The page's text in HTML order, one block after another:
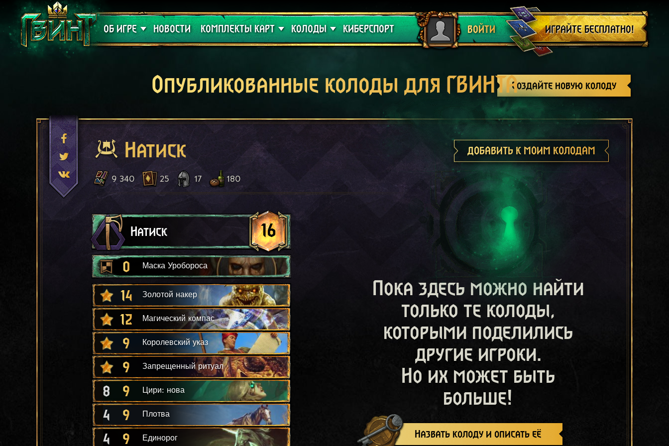
ОБ ИГРЕ
Поддержка
НОВОСТИ КОМПЛЕКТЫ КАРТ
Алое проклятие
КОЛОДЫ
Гайды
КИБЕРСПОРТ ВОЙТИ
Выйти
ИГРАЙТЕ БЕСПЛАТНО!
Создайте новую колоду
Опубликованные колоды для ГВИНТА
Натиск ДОБАВИТЬ К МОИМ КОЛОДАМ
9 340 25 17 180
Натиск 16
0 Маска Уробороса
14 Золотой накер
12 Магический компас
9 Королевский указ
9 Запрещенный ритуал
8 9 Цири: нова
4 9 Плотва
4 9 Единорог
Пока здесь можно найти
только те колоды,
которыми поделились
другие игроки.
Но их может быть
больше!
Назвать колоду и описать её